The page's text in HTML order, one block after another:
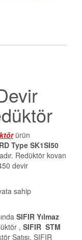
ürün
Type SK1SI50
Redüktör kovan
devir
sahip
SIFIR Yılmaz
, SIFIR STM
Satışı, SIFIR